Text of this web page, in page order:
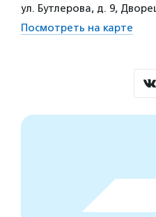
ул. Бутлерова, д. 9,
Посмотреть на карте